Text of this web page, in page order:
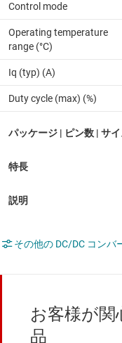
Control mode
Operating temperature
range (°C)
Iq (typ) (A)
Duty cycle (max) (%)
その他の DC/DC コンバ
お客様が関
品